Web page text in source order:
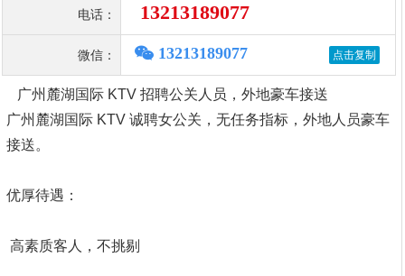
电话： 13213189077
微信： 13213189077
广州麓湖国际 KTV 招聘公关人员，外地豪车接送
广州麓湖国际 KTV 诚聘女公关，无任务指标，外地人员豪车
接送。
优厚待遇：
高素质客人，不挑剔